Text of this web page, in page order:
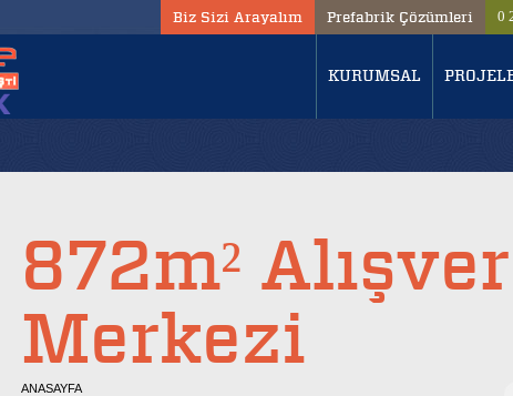
Biz Sizi Arayalım Prefabrik Çözümleri 0
KURUMSAL
872m²
Merkezi
ANASAYFA